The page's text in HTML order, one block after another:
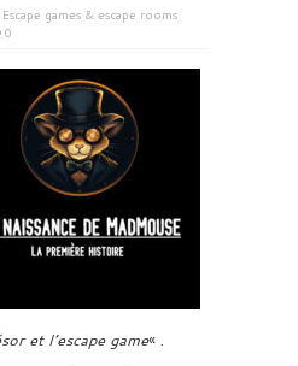
Escape games & escape rooms
0
et l’escape game« .